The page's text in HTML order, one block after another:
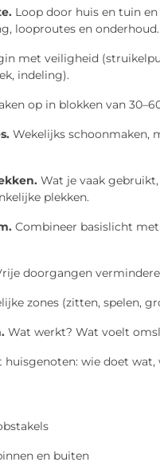
Loop door huis en tuin
looproutes en onderhoud.
met veiligheid
indeling).
op in blokken van
Wekelijks schoonmaken,
Wat je vaak
plekken.
Combineer basislicht
doorgangen
zones (zitten, spelen,
Wat werkt? Wat voelt
huisgenoten: wie doet
en buiten